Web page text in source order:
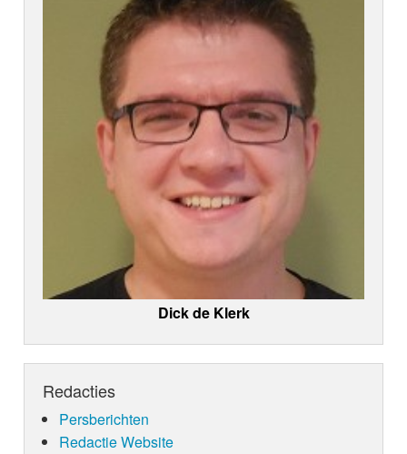
Dick de Klerk
Redacties
Persberichten
Redactie Website